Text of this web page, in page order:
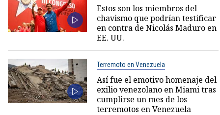
Estos son los miembros del
chavismo que podrían testificar
en contra de Nicolás Maduro en
EE. UU.
Terremoto en Venezuela
Así fue el emotivo homenaje del
exilio venezolano en Miami tras
cumplirse un mes de los
terremotos en Venezuela